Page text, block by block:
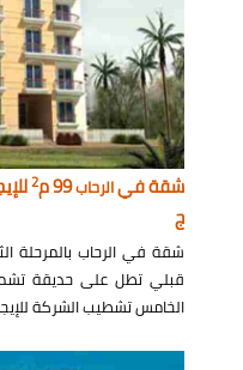
شقة فيالرحاب99 م 2
ج
شقة في الرحاب بالمرحلة
الخامس تشطيب الشركة للإيجار